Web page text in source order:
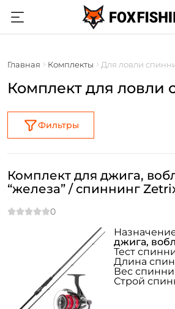
Главная Комплекты Для ловли
Комплект для ловли
Фильтры
Комплект для джига,
“железа” / спиннинг
742L/ML + катушка Daiwa
2500
джига,
Тест
Длина
Вес
Строй